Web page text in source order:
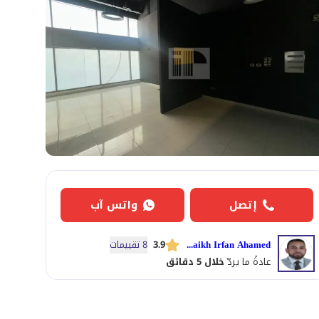
إتصل واتس آب
Shaikh Irfan Ahamed
3.9 8 تقييمات
عادةً ما يردّخلال 5 دقائق